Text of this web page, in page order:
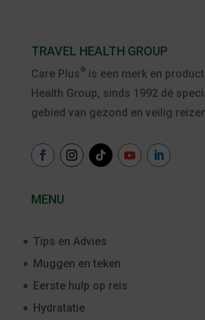
TRAVEL HEALTH GROUP
Care Plus®is een merk en
Health Group, sinds 1992 dé
gebied van gezond en veilig
MENU
Tips en Advies
Muggen en teken
Eerste hulp op reis
Hydratatie